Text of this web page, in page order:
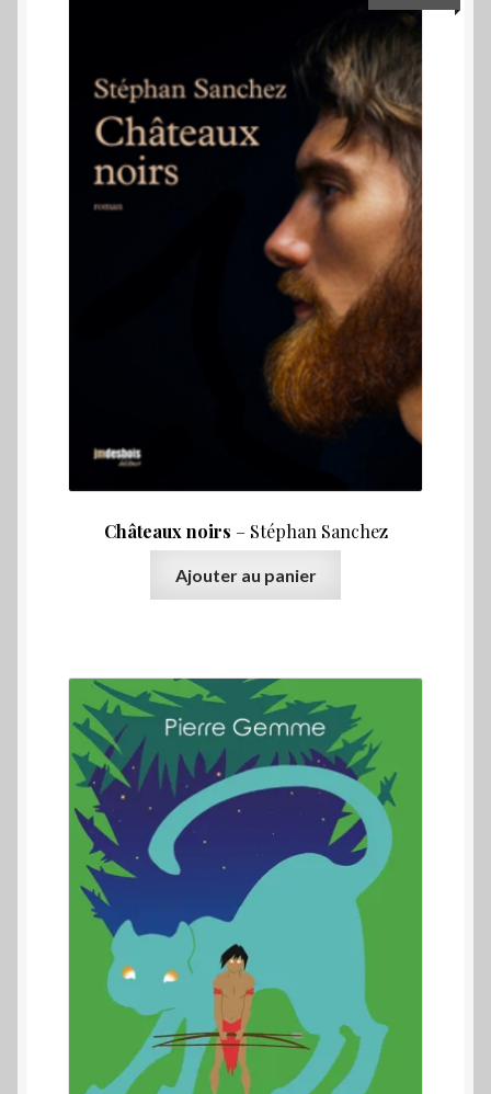
Châteaux noirs – Stéphan Sanchez
Ajouter au panier